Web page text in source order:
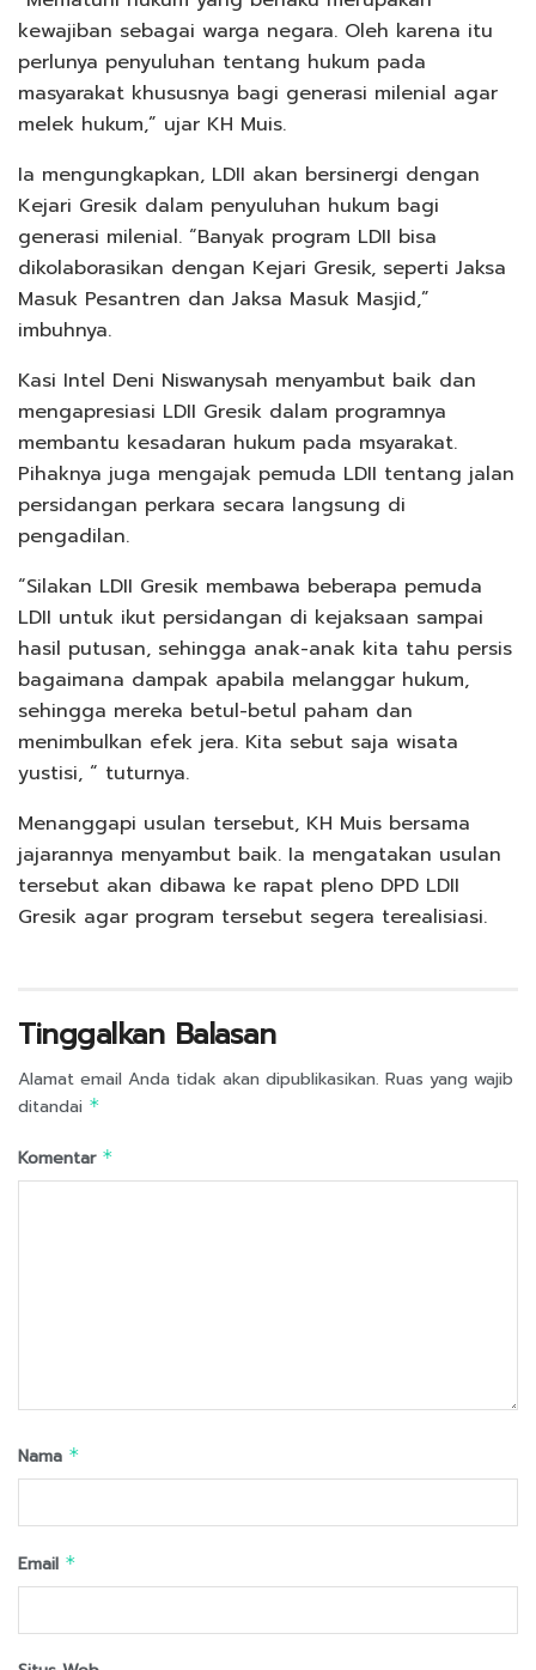
kewajiban sebagai warga negara. Oleh karena itu
perlunya penyuluhan tentang hukum pada
masyarakat khususnya bagi generasi milenial agar
melek hukum,” ujar KH Muis.
Ia mengungkapkan, LDII akan bersinergi dengan
Kejari Gresik dalam penyuluhan hukum bagi
generasi milenial. “Banyak program LDII bisa
dikolaborasikan dengan Kejari Gresik, seperti Jaksa
Masuk Pesantren dan Jaksa Masuk Masjid,”
imbuhnya.
Kasi Intel Deni Niswanysah menyambut baik dan
mengapresiasi LDII Gresik dalam programnya
membantu kesadaran hukum pada msyarakat.
Pihaknya juga mengajak pemuda LDII tentang jalan
persidangan perkara secara langsung di
pengadilan.
“Silakan LDII Gresik membawa beberapa pemuda
LDII untuk ikut persidangan di kejaksaan sampai
hasil putusan, sehingga anak-anak kita tahu persis
bagaimana dampak apabila melanggar hukum,
sehingga mereka betul-betul paham dan
menimbulkan efek jera. Kita sebut saja wisata
yustisi, “ tuturnya.
Menanggapi usulan tersebut, KH Muis bersama
jajarannya menyambut baik. Ia mengatakan usulan
tersebut akan dibawa ke rapat pleno DPD LDII
Gresik agar program tersebut segera terealisiasi.
Tinggalkan Balasan
Alamat email Anda tidak akan dipublikasikan. Ruas yang wajib
ditandai *
Komentar *
Nama *
Email *